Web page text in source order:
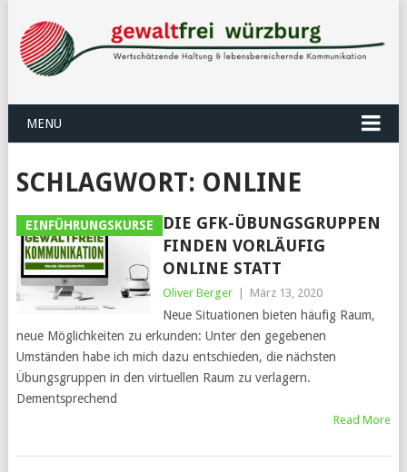
MENU
SCHLAGWORT: ONLINE
EINFÜHRUNGSKURSE
DIE GFK-ÜBUNGSGRUPPEN
FINDEN VORLÄUFIG
ONLINE STATT
Oliver Berger März 13, 2020
Neue Situationen bieten häufig Raum,
neue Möglichkeiten zu erkunden: Unter den gegebenen
Umständen habe ich mich dazu entschieden, die nächsten
Übungsgruppen in den virtuellen Raum zu verlagern.
Dementsprechend
Read More